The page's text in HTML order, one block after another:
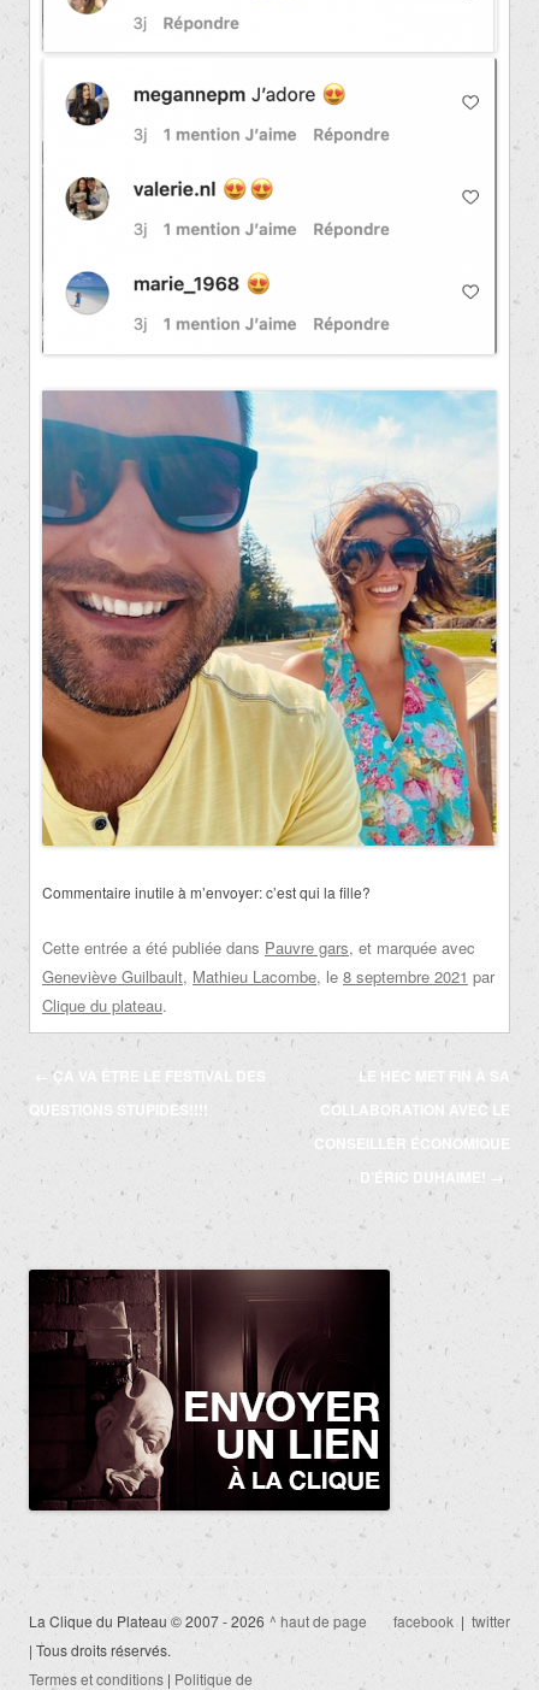
Commentaire inutile à m’envoyer: c’est qui la fille?
Cette entrée a été publiée dans Pauvre gars, et marquée avec
Geneviève Guilbault, Mathieu Lacombe, le 8 septembre 2021 par
Clique du plateau.
Navigation
des
articles
← ÇA VA ÊTRE LE FESTIVAL DES
QUESTIONS STUPIDES!!!!
LE HEC MET FIN À SA
COLLABORATION AVEC LE
CONSEILLER ÉCONOMIQUE
D’ÉRIC DUHAIME!
→
La Clique du Plateau © 2007 - 2026
| Tous droits réservés.
Termes et conditions | Politique de
^ haut de page facebook | twitter